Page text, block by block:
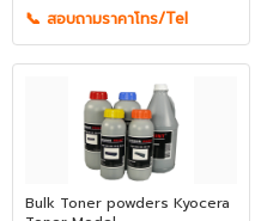
📞 สอบถามราคาโทร/Tel
Bulk Toner powders Kyocera